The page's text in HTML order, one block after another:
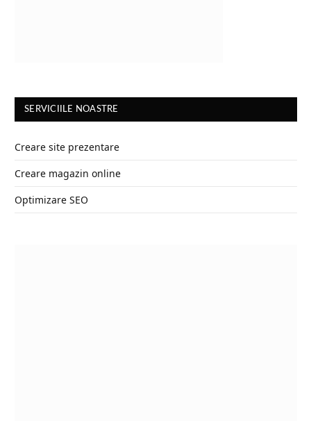
SERVICIILE NOASTRE
Creare site prezentare
Creare magazin online
Optimizare SEO